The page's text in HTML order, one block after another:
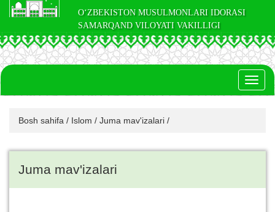
O‘ZBEKISTON MUSULMONLARI IDORASI
SAMARQAND VILOYATI VAKILLIGI
Bosh sahifa / Islom / Juma mav'izalari /
Juma mav'izalari